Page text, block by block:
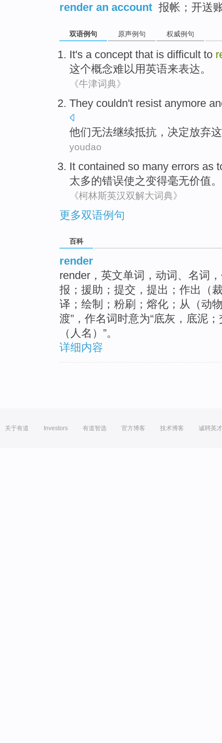
render an account 报帐；开送
双语例句 原声例句 权威例句
It's a concept that is difficult to
这个概念难以用英语来表达。
《牛津词典》
They couldn't resist anymore
他们无法继续抵抗 ， 决定放弃
youdao
It contained so many errors as
太多的错误使之变得毫无价值。
《柯林斯英汉双解大词典》
更多双语例句
百科
render
render，英文单词，动词、名词
报；援助；提交，提出；作出（
译；绘制；粉刷；熔化；从（动
渡”，作名词时意为“底灰，底泥
（人名）”。
详细内容
关于有道 Investors 有道智选 官方博客 技术博客 诚聘英才